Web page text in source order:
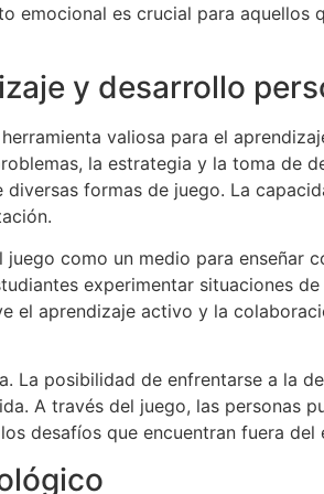
emocional es crucial para aquellos
y desarrollo
valiosa para el
la estrategia y la toma de
formas de juego. La
como un medio para enseñar
experimentar situaciones
el aprendizaje activo y la
La posibilidad de enfrentarse a la
A través del juego, las personas
desafíos que encuentran fuera del